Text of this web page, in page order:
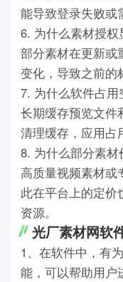
能导致登录失败或
6. 为什么素材授权
部分素材在更新或
变化，导致之前的
7. 为什么软件占
长期缓存预览文件
清理缓存，应用占
8. 为什么部分素材
高质量视频素材或
此在平台上的定价
资源。
光厂素材网软
1、在软件中，有
能，可以帮助用户